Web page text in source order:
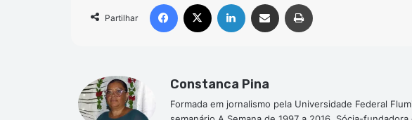
Partilhar
Facebook Linkedin Compartilhar via e-mail
Constanca Pina
Formada em jornalismo pela Universidade Federal